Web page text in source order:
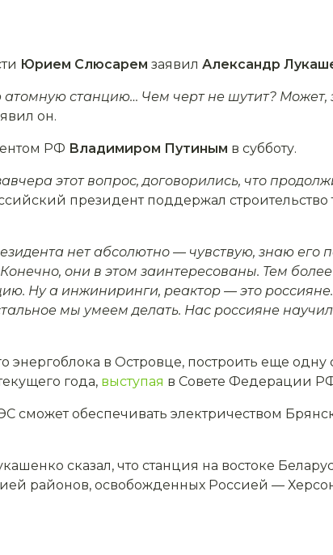
Юрием Слюсарем заявил Александр
станцию… Чем черт не шутит? Может,
он.
РФ Владимиром Путиным в субботу.
этот вопрос, договорились, что
президент поддержал строительство
нет абсолютно — чувствую, знаю его
они в этом заинтересованы. Тем
Ну а инжиниринги, реактор — это россияне.
мы умеем делать. Нас россияне
энергоблока в Островце, построить еще одну
года, выступая в Совете Федерации
сможет обеспечивать электричеством
сказал, что станция на востоке
районов, освобожденных Россией —